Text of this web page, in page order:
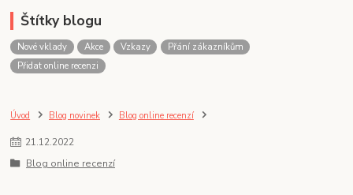
Štítky blogu
Nové vklady Akce Vzkazy
Přání zákazníkům
Přidat online recenzi
Úvod Blog novinek Blog online recenzí
21.12.2022
Blog online recenzí